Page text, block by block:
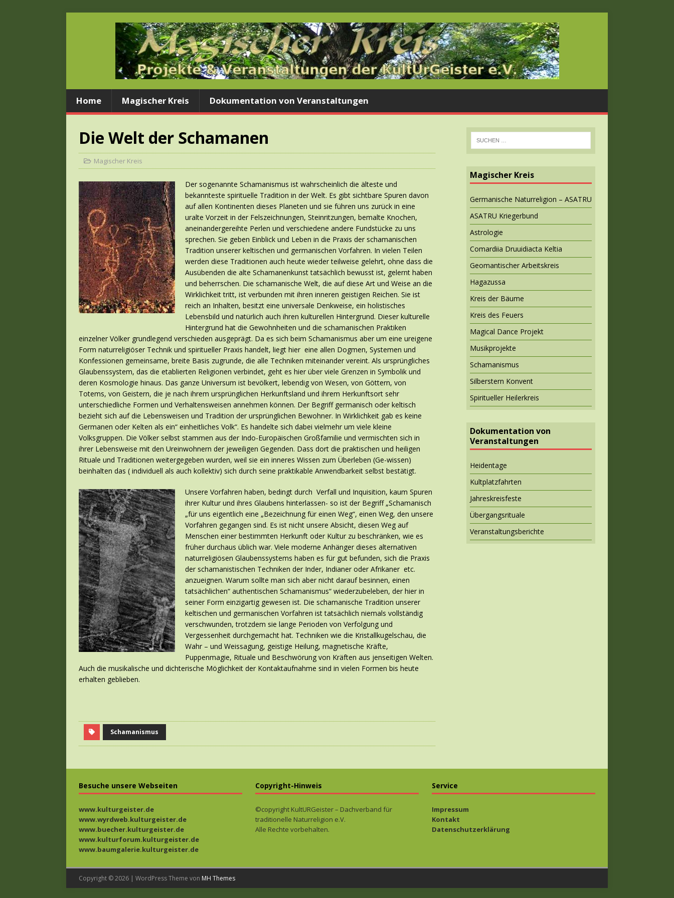
Home Magischer Kreis Dokumentation von Veranstaltungen
Die Welt der Schamanen
Magischer Kreis
Der sogenannte Schamanismus ist wahrscheinlich die älteste und
bekannteste spirituelle Tradition in der Welt. Es gibt sichtbare Spuren davon
auf allen Kontinenten dieses Planeten und sie führen uns zurück in eine
uralte Vorzeit in der Felszeichnungen, Steinritzungen, bemalte Knochen,
aneinandergereihte Perlen und verschiedene andere Fundstücke zu uns
sprechen. Sie geben Einblick und Leben in die Praxis der schamanischen
Tradition unserer keltischen und germanischen Vorfahren. In vielen Teilen
werden diese Traditionen auch heute wieder teilweise gelehrt, ohne dass die
Ausübenden die alte Schamanenkunst tatsächlich bewusst ist, gelernt haben
und beherrschen. Die schamanische Welt, die auf diese Art und Weise an die
Wirklichkeit tritt, ist verbunden mit ihren inneren geistigen Reichen. Sie ist
reich an Inhalten, besitzt eine universale Denkweise, ein holistisches
Lebensbild und natürlich auch ihren kulturellen Hintergrund. Dieser kulturelle
Hintergrund hat die Gewohnheiten und die schamanischen Praktiken
einzelner Völker grundlegend verschieden ausgeprägt. Da es sich beim Schamanismus aber um eine ureigene
Form naturreligiöser Technik und spiritueller Praxis handelt, liegt hier eine allen Dogmen, Systemen und
Konfessionen gemeinsame, breite Basis zugrunde, die alle Techniken miteinander vereint. Als ursprüngliches
Glaubenssystem, das die etablierten Religionen verbindet, geht es hier über viele Grenzen in Symbolik und
deren Kosmologie hinaus. Das ganze Universum ist bevölkert, lebendig von Wesen, von Göttern, von
Totems, von Geistern, die je nach ihrem ursprünglichen Herkunftsland und ihrem Herkunftsort sehr
unterschiedliche Formen und Verhaltensweisen annehmen können. Der Begriff germanisch oder keltisch
bezieht sich auf die Lebensweisen und Tradition der ursprünglichen Bewohner. In Wirklichkeit gab es keine
Germanen oder Kelten als ein“ einheitliches Volk“. Es handelte sich dabei vielmehr um viele kleine
Volksgruppen. Die Völker selbst stammen aus der Indo-Europäischen Großfamilie und vermischten sich in
ihrer Lebensweise mit den Ureinwohnern der jeweiligen Gegenden. Dass dort die praktischen und heiligen
Rituale und Traditionen weitergegeben wurden, weil sie ein inneres Wissen zum Überleben (Ge-wissen)
beinhalten das ( individuell als auch kollektiv) sich durch seine praktikable Anwendbarkeit selbst bestätigt.
Unsere Vorfahren haben, bedingt durch Verfall und Inquisition, kaum Spuren
ihrer Kultur und ihres Glaubens hinterlassen- so ist der Begriff „Schamanisch
„für uns eigentlich eine „Bezeichnung für einen Weg“, einen Weg, den unsere
Vorfahren gegangen sind. Es ist nicht unsere Absicht, diesen Weg auf
Menschen einer bestimmten Herkunft oder Kultur zu beschränken, wie es
früher durchaus üblich war. Viele moderne Anhänger dieses alternativen
naturreligiösen Glaubenssystems haben es für gut befunden, sich die Praxis
der schamanistischen Techniken der Inder, Indianer oder Afrikaner etc.
anzueignen. Warum sollte man sich aber nicht darauf besinnen, einen
tatsächlichen“ authentischen Schamanismus“ wiederzubeleben, der hier in
seiner Form einzigartig gewesen ist. Die schamanische Tradition unserer
keltischen und germanischen Vorfahren ist tatsächlich niemals vollständig
verschwunden, trotzdem sie lange Perioden von Verfolgung und
Vergessenheit durchgemacht hat. Techniken wie die Kristallkugelschau, die
Wahr – und Weissagung, geistige Heilung, magnetische Kräfte,
Puppenmagie, Rituale und Beschwörung von Kräften aus jenseitigen Welten.
Auch die musikalische und dichterische Möglichkeit der Kontaktaufnahme sind in vielen Formen bis heute
erhalten geblieben.
Schamanismus
Magischer Kreis
Germanische Naturreligion – ASATRU
ASATRU Kriegerbund
Astrologie
Comardiia Druuidiacta Keltia
Geomantischer Arbeitskreis
Hagazussa
Kreis der Bäume
Kreis des Feuers
Magical Dance Projekt
Musikprojekte
Schamanismus
Silberstern Konvent
Spiritueller Heilerkreis
Dokumentation von
Veranstaltungen
Heidentage
Kultplatzfahrten
Jahreskreisfeste
Übergangsrituale
Veranstaltungsberichte
Besuche unsere Webseiten
www.kulturgeister.de
www.wyrdweb.kulturgeister.de
www.buecher.kulturgeister.de
www.kulturforum.kulturgeister.de
www.baumgalerie.kulturgeister.de
Copyright-Hinweis
©copyright KultURGeister – Dachverband für
traditionelle Naturreligion e.V.
Alle Rechte vorbehalten.
Service
Impressum
Kontakt
Datenschutzerklärung
Copyright © 2026 | WordPress Theme von MH Themes